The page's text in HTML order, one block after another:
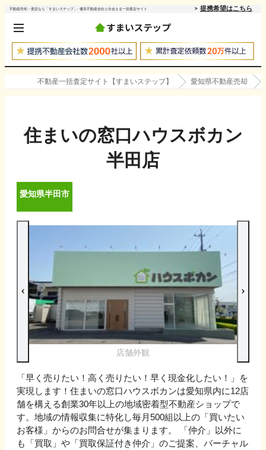
不動産売却・査定なら「すまいステップ」- 優良不動産会社と出会える一括査定サイト 提携希望はこちら
不動産一括査定サイト【すまいステップ】 愛知県不動産売却
住まいの窓口ハウスボカン
半田店
愛知県半田市
店舗外観
「早く売りたい！高く売りたい！早く現金化したい！」を
実現します！住まいの窓口ハウスボカンは愛知県内に12店
舗を構える創業30年以上の地域密着型不動産ショップで
す。地域の情報収集に特化し毎月500組以上の「買いたい
お客様」からのお問合せが集まります。 「仲介」以外に
も「買取」や「買取保証付き仲介」のご提案、バーチャル